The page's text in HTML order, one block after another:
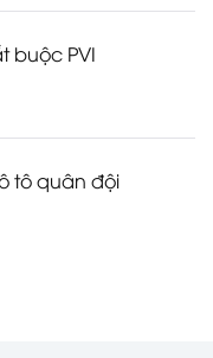
buộc PVI
tô quân đội